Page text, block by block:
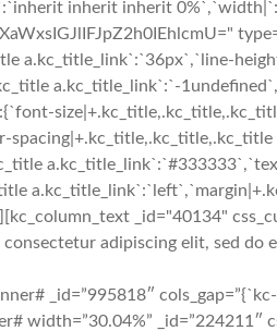
inherit inherit
a.kc_title_link`:`36px`,`line-
a.kc_title_link`:`-
_id="40134"
consectetur adipiscing elit, sed
_id=”995818″
width=”30.04%”